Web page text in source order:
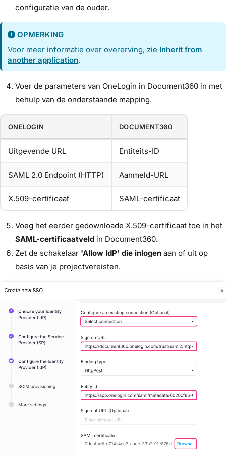
configuratie van de ouder.
OPMERKING
Voor meer informatie over overerving, zie Inherit from
another application.
Voer de parameters van OneLogin in Document360 in met
behulp van de onderstaande mapping.
ONELOGIN DOCUMENT360
Uitgevende URL Entiteits-ID
SAML 2.0 Endpoint (HTTP) Aanmeld-URL
X.509-certificaat SAML-certificaat
Voeg het eerder gedownloade X.509-certificaat toe in het
SAML-certificaatveld in Document360.
Zet de schakelaar 'Allow IdP' die inlogen aan of uit op
basis van je projectvereisten.